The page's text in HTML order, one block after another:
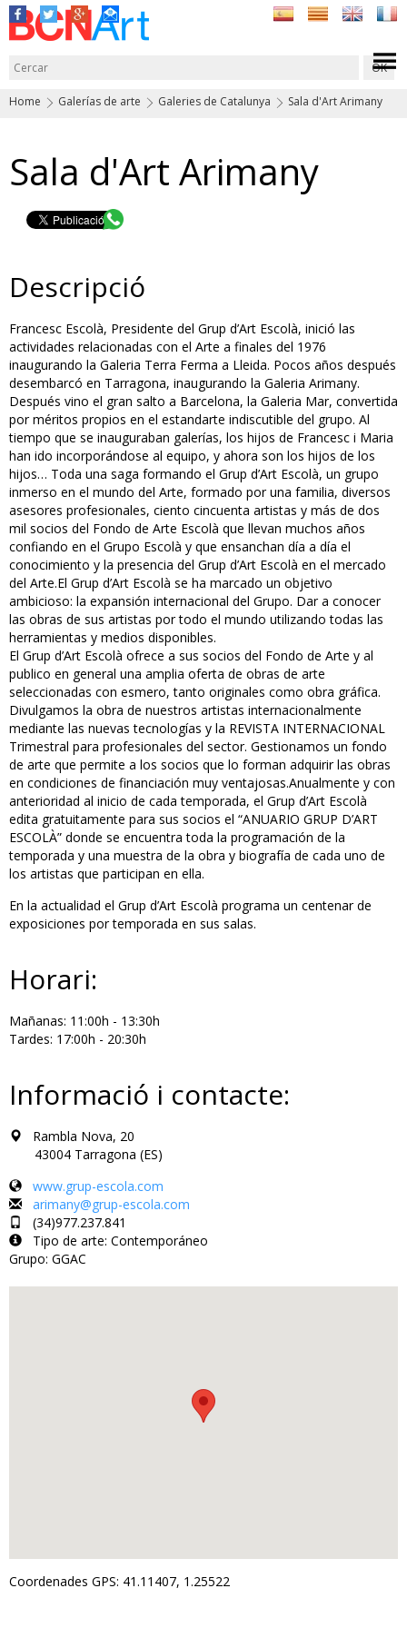
Home Galerías de arte Galeries de Catalunya Sala d'Art Arimany
Sala d'Art Arimany
Descripció
Francesc Escolà, Presidente del Grup d’Art Escolà, inició las
actividades relacionadas con el Arte a finales del 1976
inaugurando la Galeria Terra Ferma a Lleida. Pocos años después
desembarcó en Tarragona, inaugurando la Galeria Arimany.
Después vino el gran salto a Barcelona, la Galeria Mar, convertida
por méritos propios en el estandarte indiscutible del grupo. Al
tiempo que se inauguraban galerías, los hijos de Francesc i Maria
han ido incorporándose al equipo, y ahora son los hijos de los
hijos… Toda una saga formando el Grup d’Art Escolà, un grupo
inmerso en el mundo del Arte, formado por una familia, diversos
asesores profesionales, ciento cincuenta artistas y más de dos
mil socios del Fondo de Arte Escolà que llevan muchos años
confiando en el Grupo Escolà y que ensanchan día a día el
conocimiento y la presencia del Grup d’Art Escolà en el mercado
del Arte.El Grup d’Art Escolà se ha marcado un objetivo
ambicioso: la expansión internacional del Grupo. Dar a conocer
las obras de sus artistas por todo el mundo utilizando todas las
herramientas y medios disponibles.
El Grup d’Art Escolà ofrece a sus socios del Fondo de Arte y al
publico en general una amplia oferta de obras de arte
seleccionadas con esmero, tanto originales como obra gráfica.
Divulgamos la obra de nuestros artistas internacionalmente
mediante las nuevas tecnologías y la REVISTA INTERNACIONAL
Trimestral para profesionales del sector. Gestionamos un fondo
de arte que permite a los socios que lo forman adquirir las obras
en condiciones de financiación muy ventajosas.Anualmente y con
anterioridad al inicio de cada temporada, el Grup d’Art Escolà
edita gratuitamente para sus socios el “ANUARIO GRUP D’ART
ESCOLÀ” donde se encuentra toda la programación de la
temporada y una muestra de la obra y biografía de cada uno de
los artistas que participan en ella.
En la actualidad el Grup d’Art Escolà programa un centenar de
exposiciones por temporada en sus salas.
Horari:
Mañanas: 11:00h - 13:30h
Tardes: 17:00h - 20:30h
Informació i contacte:
Rambla Nova, 20
43004 Tarragona (ES)
www.grup-escola.com
arimany@grup-escola.com
(34)977.237.841
Tipo de arte: Contemporáneo
Grupo: GGAC
Coordenades GPS: 41.11407, 1.25522